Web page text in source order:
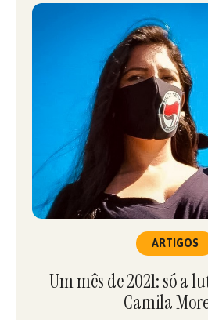
ARTIGOS
Um mês de 2021: só a
Camila